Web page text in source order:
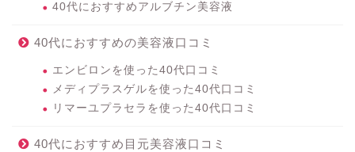
40代におすすめアルブチン美容液
40代におすすめの美容液口コミ
エンビロンを使った40代口コミ
メディプラスゲルを使った40代口コミ
リマーユプラセラを使った40代口コミ
40代におすすめ目元美容液口コミ